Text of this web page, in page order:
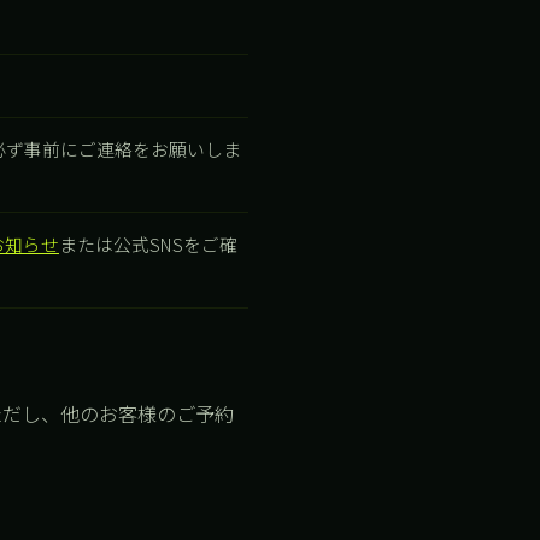
事前にご連絡をお願いしま
知らせまたは公式SNSをご確
し、他のお客様のご予約